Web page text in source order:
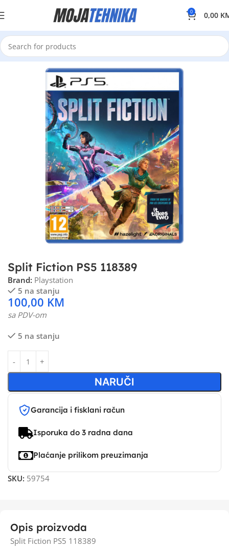
0 0,00
Split Fiction PS5 118389
Brand: Playstation
5 na stanju
100,00 KM
sa PDV-om
5 na stanju
NARUČI
Garancija i fisklani račun
Isporuka do 3 radna dana
Plaćanje prilikom preuzimanja
SKU: 59754
Opis proizvoda
Split Fiction PS5 118389